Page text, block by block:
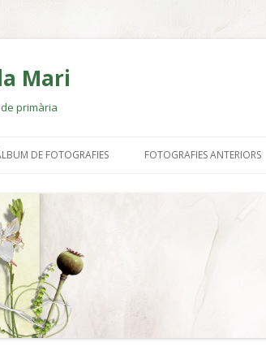
Mari
primària
DE FOTOGRAFIES FOTOGRAFIES ANTERIORS